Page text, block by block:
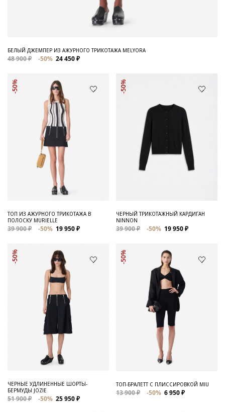
БЕЛЫЙ ДЖЕМПЕР ИЗ АЖУРНОГО ТРИКОТАЖА MELYORA
48 900 ₽ -50% 24 450 ₽
-50%
ТОП ИЗ АЖУРНОГО ТРИКОТАЖА В
ПОЛОСКУ MURIELLE
39 900 ₽ -50% 19 950 ₽
-50%
ЧЕРНЫЙ ТРИКОТАЖНЫЙ КАРДИГАН
NINNON
39 900 ₽ -50% 19 950 ₽
-50%
ЧЕРНЫЕ УДЛИНЕННЫЕ ШОРТЫ-
БЕРМУДЫ JOZIE
51 900 ₽ -50% 25 950 ₽
-50%
ТОП-БРАЛЕТТ С ПЛИССИРОВКОЙ MIU
13 900 ₽ -50% 6 950 ₽